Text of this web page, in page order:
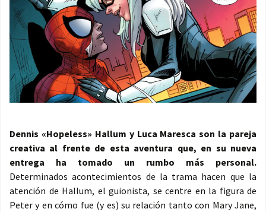
Dennis «Hopeless» Hallum y Luca Maresca son la pareja
creativa al frente de esta aventura que, en su nueva
entrega ha tomado un rumbo más personal.
Determinados acontecimientos de la trama hacen que la
atención de Hallum, el guionista, se centre en la figura de
Peter y en cómo fue (y es) su relación tanto con Mary Jane,